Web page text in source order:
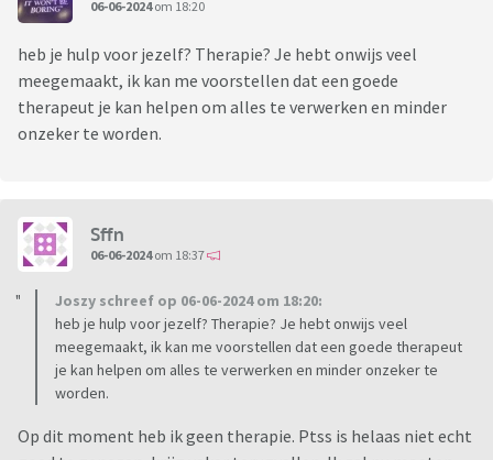
06-06-2024om 18:20
heb je hulp voor jezelf? Therapie? Je hebt onwijs veel
meegemaakt, ik kan me voorstellen dat een goede
therapeut je kan helpen om alles te verwerken en minder
onzeker te worden.
Sffn
06-06-2024om 18:37
Joszy schreef op 06-06-2024 om 18:20:
heb je hulp voor jezelf? Therapie? Je hebt onwijs veel
meegemaakt, ik kan me voorstellen dat een goede therapeut
je kan helpen om alles te verwerken en minder onzeker te
worden.
Op dit moment heb ik geen therapie. Ptss is helaas niet echt